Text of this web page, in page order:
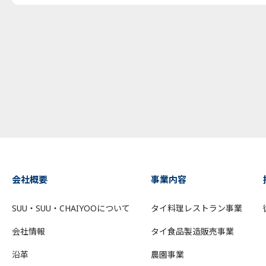
会社概要
SUU・SUU・CHAIYOOについて
会社情報
沿革
事業内容
タイ料理レストラン事業
タイ食品製造販売事業
農園事業